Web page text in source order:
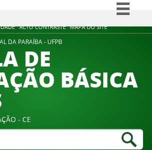
ALTO CONTRASTE MAPA DO SITE
Simplifique!
Acesso à informação
Legislação
DA PARAÍBA - UFPB
DE
BÁSICA
- CE